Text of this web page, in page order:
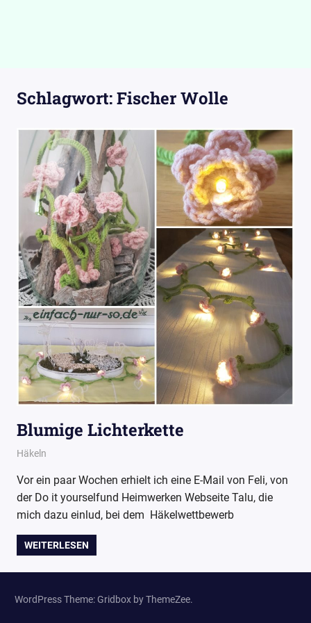
Schlagwort:Fischer Wolle
Blumige Lichterkette
6. April 2017
Wollpoesie
Häkeln
Vor ein paar Wochen erhielt ich eine E-Mail von Feli, von
der Do it yourselfund Heimwerken Webseite Talu, die
mich dazu einlud, bei dem Häkelwettbewerb
WEITERLESEN
WordPress Theme: Gridbox by ThemeZee.